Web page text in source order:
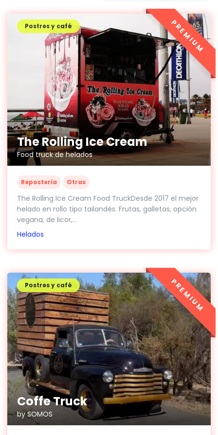
The Rolling Ice Cream
Food truck de helados
Postres y café
Repostería Otras
The Rolling Ice Cream Food TruckDesde 2017 el mejor
helado en rollo tipo tailandés. Frutas, galletas, opción
vegana, de licor,...
Helados
PREMIUM
Coffe Truck
by SOMOS
Postres y café PREMIUM